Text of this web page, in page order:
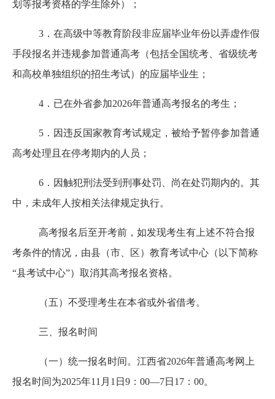
划等报考资格的学生除外）；
3．在高级中等教育阶段非应届毕业年份以弄虚作假
手段报名并违规参加普通高考（包括全国统考、省级统考
和高校单独组织的招生考试）的应届毕业生；
4．已在外省参加2026年普通高考报名的考生；
5．因违反国家教育考试规定，被给予暂停参加普通
高考处理且在停考期内的人员；
6．因触犯刑法受到刑事处罚、尚在处罚期内的。其
中，未成年人按相关法律规定执行。
高考报名后至开考前，如发现考生有上述不符合报
考条件的情况，由县（市、区）教育考试中心（以下简称
“县考试中心”）取消其高考报名资格。
（五）不受理考生在本省或外省借考。
三、报名时间
（一）统一报名时间。江西省2026年普通高考网上
报名时间为2025年11月1日9：00—7日17：00。